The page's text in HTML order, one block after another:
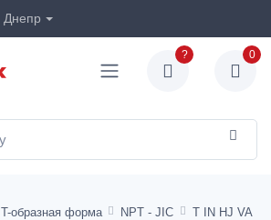
Днепр
? 0
T-образная форма NPT - JIC T IN HJ VA